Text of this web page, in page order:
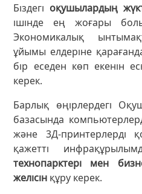
Біздегі оқушылардың
ішінде ең жоғары
Экономикалық
ұйымы елдеріне
бір еседен көп екенін
керек.
Барлық өңірлердегі
базасында
және 3Д-принтерлерді
қажетті
технопарктері мен
желісін құру керек.